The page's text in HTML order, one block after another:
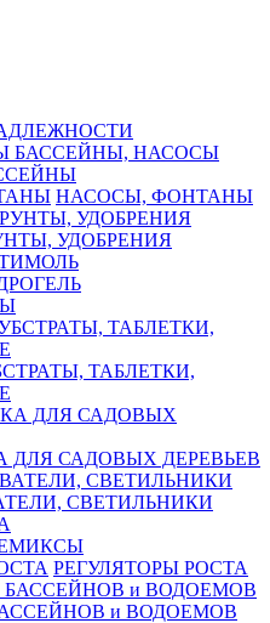
БАССЕЙНЫ, НАСОСЫ
НАСОСЫ, ФОНТАНЫ
УДОБРЕНИЯ
ТАБЛЕТКИ,
ДЛЯ САДОВЫХ ДЕРЕВЬЕВ
СВЕТИЛЬНИКИ
РЕГУЛЯТОРЫ РОСТА
и ВОДОЕМОВ